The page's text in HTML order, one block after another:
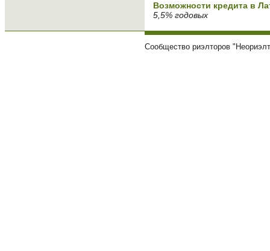
Возможности кредита в
5,5% годовых
Сообщество риэлторов